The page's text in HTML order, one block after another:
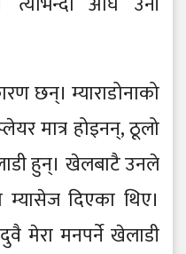
छन्। म्याराडोनाको
मात्र होइनन्, ठूलो
हुन्। खेलबाटै उनले
म्यासेज दिएका थिए।
मेरा मनपर्ने खेलाडी